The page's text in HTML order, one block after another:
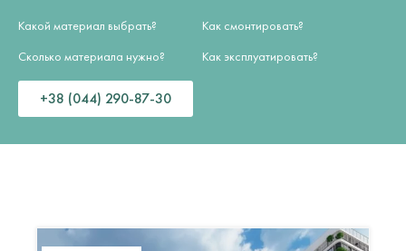
Какой материал выбрать?
Сколько материала нужно?
Как смонтировать?
Как эксплуатировать?
+38 (044) 290-87-30